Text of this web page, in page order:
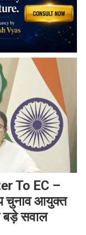
To EC –
चुनाव आयुक्त
बड़े सवाल